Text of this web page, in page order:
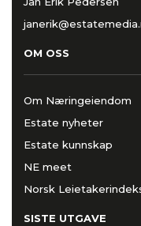
OM OSS
Om Næringeiendom
Estate nyheter
Estate kunnskap
NE meet
Norsk
SISTE UTGAVE